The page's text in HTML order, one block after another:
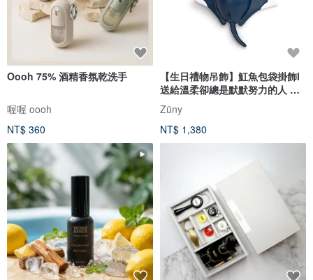
Oooh 75% 酒精香氛乾洗手
喔喔 oooh
NT$ 360
【生日禮物吊飾】魟魚包袋掛飾l
送給溫柔卻總是默默努力的人 新
品
Züny
NT$ 1,380